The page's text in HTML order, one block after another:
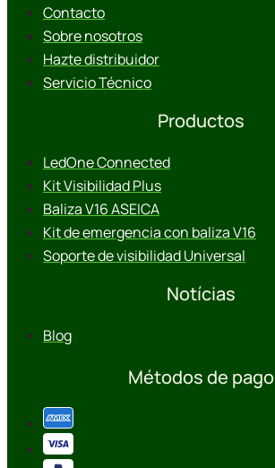
Contacto
Sobre nosotros
Hazte distribuidor
Servicio Técnico
Productos
LedOne Connected
Kit Visibilidad Plus
Baliza V16 ASEICA
Kit de emergencia con baliza V16
Soporte de visibilidad Universal
Notícias
Blog
Métodos de pago